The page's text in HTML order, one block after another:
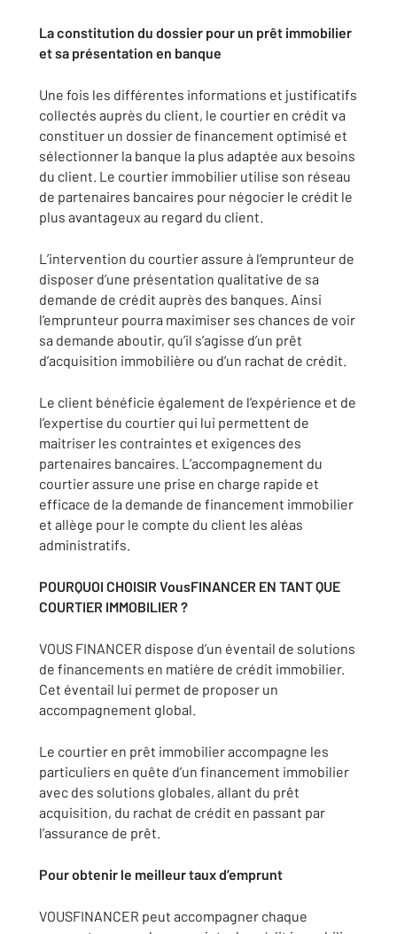
La constitution du dossier pour un prêt immobilier
et sa présentation en banque
Une fois les différentes informations et justificatifs
collectés auprès du client, le courtier en crédit va
constituer un dossier de financement optimisé et
sélectionner la banque la plus adaptée aux besoins
du client. Le courtier immobilier utilise son réseau
de partenaires bancaires pour négocier le crédit le
plus avantageux au regard du client.
L’intervention du courtier assure à l’emprunteur de
disposer d’une présentation qualitative de sa
demande de crédit auprès des banques. Ainsi
l’emprunteur pourra maximiser ses chances de voir
sa demande aboutir, qu’il s’agisse d’un prêt
d’acquisition immobilière ou d’un rachat de crédit.
Le client bénéficie également de l’expérience et de
l’expertise du courtier qui lui permettent de
maitriser les contraintes et exigences des
partenaires bancaires. L’accompagnement du
courtier assure une prise en charge rapide et
efficace de la demande de financement immobilier
et allège pour le compte du client les aléas
administratifs.
POURQUOI CHOISIR VousFINANCER EN TANT QUE
COURTIER IMMOBILIER ?
VOUS FINANCER dispose d’un éventail de solutions
de financements en matière de crédit immobilier.
Cet éventail lui permet de proposer un
accompagnement global.
Le courtier en prêt immobilier accompagne les
particuliers en quête d’un financement immobilier
avec des solutions globales, allant du prêt
acquisition, du rachat de crédit en passant par
l’assurance de prêt.
Pour obtenir le meilleur taux d’emprunt
VOUSFINANCER peut accompagner chaque